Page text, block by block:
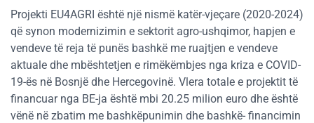
Projekti EU4AGRI është një nismë katër-vjeçare (2020-2024)
që synon modernizimin e sektorit agro-ushqimor, hapjen e
vendeve të reja të punës bashkë me ruajtjen e vendeve
aktuale dhe mbështetjen e rimëkëmbjes nga kriza e COVID-
19-ës në Bosnjë dhe Hercegovinë. Vlera totale e projektit të
financuar nga BE-ja është mbi 20.25 milion euro dhe është
vënë në zbatim me bashkëpunimin dhe bashkë- financimin